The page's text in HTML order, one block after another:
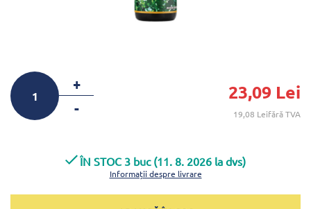
+
-
23,09 Lei
19,08 Leifără TVA
ÎN STOC 3 buc (11. 8. 2026 la dvs)
Informații despre livrare